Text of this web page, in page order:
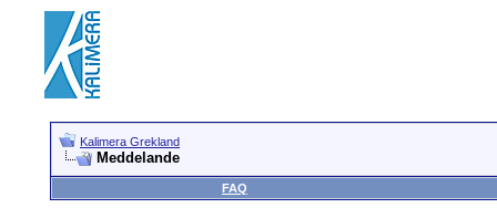
Kalimera Grekland
Meddelande
FAQ